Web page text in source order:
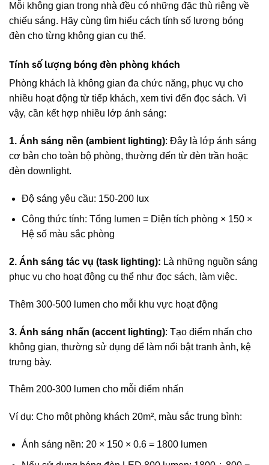
Mỗi không gian trong nhà đều có những đặc thù riêng về
chiếu sáng. Hãy cùng tìm hiểu cách tính số lượng bóng
đèn cho từng không gian cụ thể.
Tính số lượng bóng đèn phòng khách
Phòng khách là không gian đa chức năng, phục vụ cho
nhiều hoạt động từ tiếp khách, xem tivi đến đọc sách. Vì
vậy, cần kết hợp nhiều lớp ánh sáng:
1. Ánh sáng nền (ambient lighting): Đây là lớp ánh sáng
cơ bản cho toàn bộ phòng, thường đến từ đèn trần hoặc
đèn downlight.
Độ sáng yêu cầu: 150-200 lux
Công thức tính: Tổng lumen = Diện tích phòng × 150 ×
Hệ số màu sắc phòng
2. Ánh sáng tác vụ (task lighting): Là những nguồn sáng
phục vụ cho hoạt động cụ thể như đọc sách, làm việc.
Thêm 300-500 lumen cho mỗi khu vực hoạt động
3. Ánh sáng nhấn (accent lighting): Tạo điểm nhấn cho
không gian, thường sử dụng để làm nổi bật tranh ảnh, kệ
trưng bày.
Thêm 200-300 lumen cho mỗi điểm nhấn
Ví dụ: Cho một phòng khách 20m², màu sắc trung bình:
Ánh sáng nền: 20 × 150 × 0.6 = 1800 lumen